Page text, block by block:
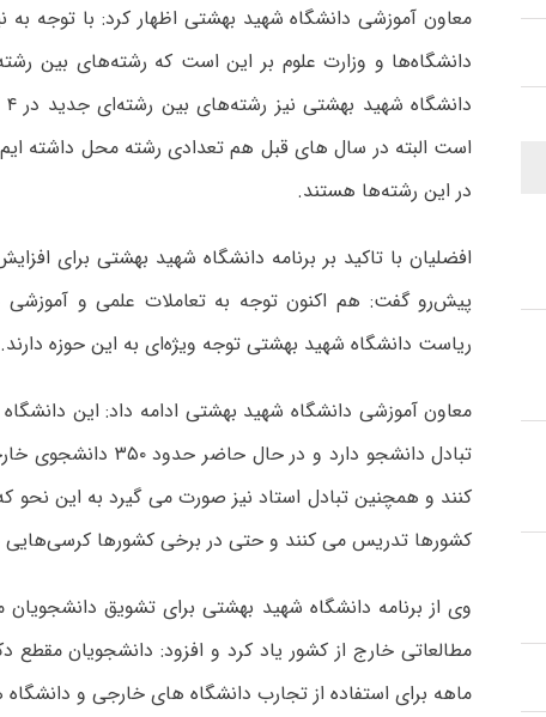
معاون آموزشی دانشگاه شهید بهشتی اظهار کرد: با توجه به
دانشگاه‌ها و وزارت علوم بر این است که رشته‌های بین
است البته در سال های قبل هم تعدادی رشته محل داشته
در این رشته‌ها هستند.
افضلیان با تاکید بر برنامه دانشگاه شهید بهشتی برای
پیش‌رو گفت: هم اکنون توجه به تعاملات علمی و آموزشی
ریاست دانشگاه شهید بهشتی توجه ویژه‌ای به این حوزه دارند.
معاون آموزشی دانشگاه شهید بهشتی ادامه داد: این
تبادل دانشجو دارد و
کنند و همچنین تبادل استاد نیز صورت می گیرد به این نحو
کشورها تدریس می کنند و حتی در برخی کشورها کرسی‌هایی
وی از برنامه دانشگاه شهید بهشتی برای تشویق
ماهه برای استفاده از تجارب دانشگاه های خارجی و دانشگاه